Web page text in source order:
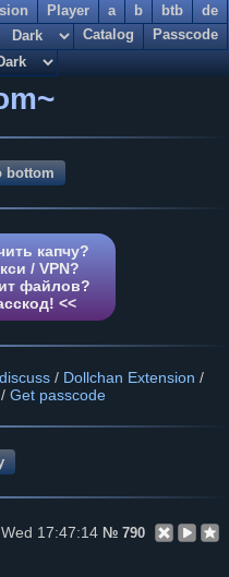
Player a b btb
de
Catalog
Passcode
bottom
капчу?
/ VPN?
файлов?
<<
/ Dollchan Extension /
/ Get passcode
17:47:14 № 790